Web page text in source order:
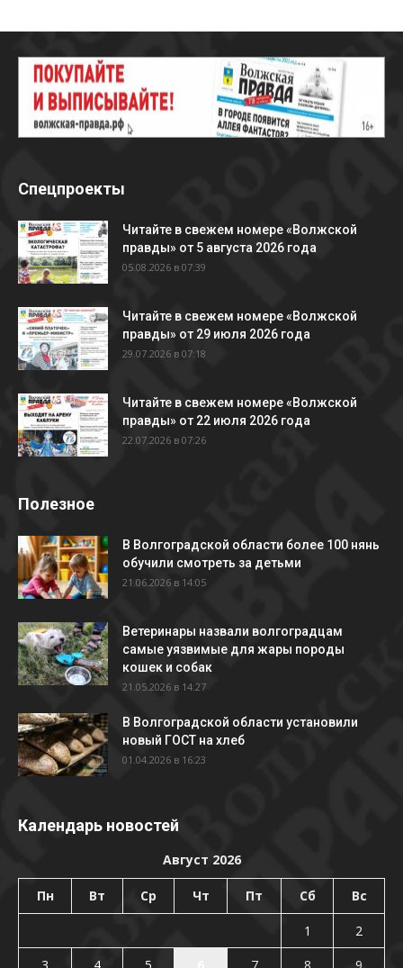
Спецпроекты
Читайте в свежем номере «Волжской
правды» от 5 августа 2026 года
05.08.2026 в 07:39
Читайте в свежем номере «Волжской
правды» от 29 июля 2026 года
29.07.2026 в 07:18
Читайте в свежем номере «Волжской
правды» от 22 июля 2026 года
22.07.2026 в 07:26
Полезное
В Волгоградской области более 100 нянь
обучили смотреть за детьми
21.06.2026 в 14:05
Ветеринары назвали волгоградцам
самые уязвимые для жары породы
кошек и собак
21.05.2026 в 14:27
В Волгоградской области установили
новый ГОСТ на хлеб
01.04.2026 в 16:23
Календарь новостей
Август 2026
Пн Вт Ср Чт Пт Сб Вс
1
2